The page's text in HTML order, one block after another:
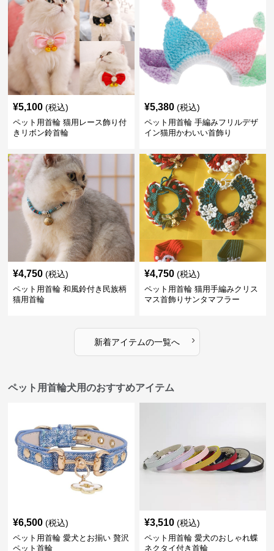
¥5,100 (税込)
ペット用首輪 猫用レース飾り付
きリボン鈴首輪
¥5,380 (税込)
ペット用首輪 手編みフリルデザ
イン猫用かわいい首飾り
¥4,750 (税込)
ペット用首輪 和風鈴付き民族柄
猫用首輪
¥4,750 (税込)
ペット用首輪 猫用手編みクリス
マス首飾りサンタマフラー
新着アイテムの一覧へ ›
ペット用首輪犬用のおすすめアイテム
¥6,500 (税込)
ペット用首輪 愛犬とお揃い 贅沢
ペット首輪
¥3,510 (税込)
ペット用首輪 愛犬のおしゃれ蝶
ネクタイ付き首輪